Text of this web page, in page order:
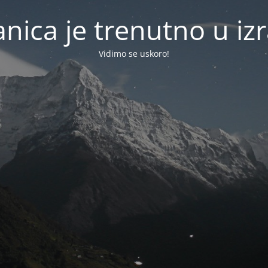
je trenutno u
Vidimo se uskoro!